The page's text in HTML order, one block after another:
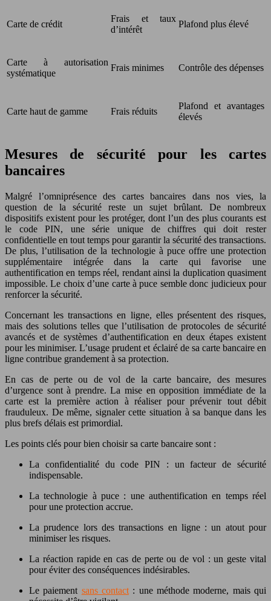
Carte de crédit
Frais et taux
d’intérêt
Plafond plus élevé
Carte à autorisation
systématique
Frais minimes Contrôle des dépenses
Carte haut de gamme Frais réduits
Plafond et avantages
élevés
Mesures de sécurité pour les cartes
bancaires
Malgré l’omniprésence des cartes bancaires dans nos vies, la
question de la sécurité reste un sujet brûlant. De nombreux
dispositifs existent pour les protéger, dont l’un des plus courants est
le code PIN, une série unique de chiffres qui doit rester
confidentielle en tout temps pour garantir la sécurité des transactions.
De plus, l’utilisation de la technologie à puce offre une protection
supplémentaire intégrée dans la carte qui favorise une
authentification en temps réel, rendant ainsi la duplication quasiment
impossible. Le choix d’une carte à puce semble donc judicieux pour
renforcer la sécurité.
Concernant les transactions en ligne, elles présentent des risques,
mais des solutions telles que l’utilisation de protocoles de sécurité
avancés et de systèmes d’authentification en deux étapes existent
pour les minimiser. L’usage prudent et éclairé de sa carte bancaire en
ligne contribue grandement à sa protection.
En cas de perte ou de vol de la carte bancaire, des mesures
d’urgence sont à prendre. La mise en opposition immédiate de la
carte est la première action à réaliser pour prévenir tout débit
frauduleux. De même, signaler cette situation à sa banque dans les
plus brefs délais est primordial.
Les points clés pour bien choisir sa carte bancaire sont :
La confidentialité du code PIN : un facteur de sécurité
indispensable.
La technologie à puce : une authentification en temps réel
pour une protection accrue.
La prudence lors des transactions en ligne : un atout pour
minimiser les risques.
La réaction rapide en cas de perte ou de vol : un geste vital
pour éviter des conséquences indésirables.
Le paiement sans contact : une méthode moderne, mais qui